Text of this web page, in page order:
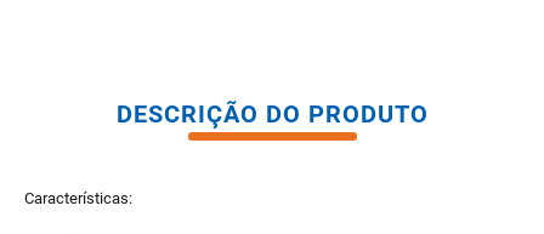
DESCRIÇÃO DO PRODUTO
Características: